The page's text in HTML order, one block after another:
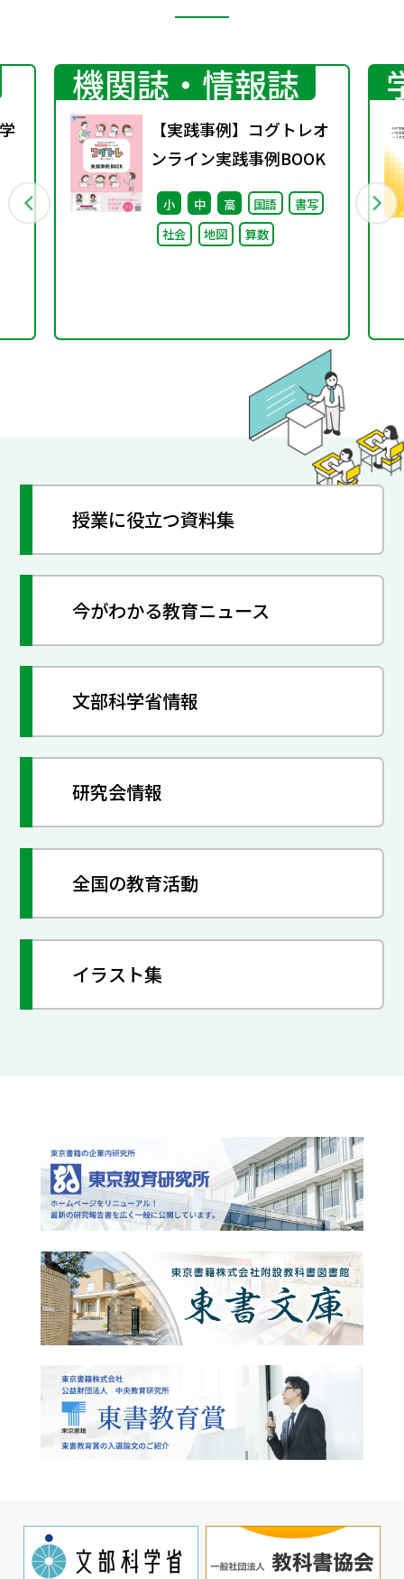
機関誌・情報誌
【実践事例】コグトレオ
ンライン実践事例BOOK
小 中 高 国語
書写
社会
地図 算数
授業に役立つ資料集
今がわかる教育ニュース
文部科学省情報
研究会情報
全国の教育活動
イラスト集